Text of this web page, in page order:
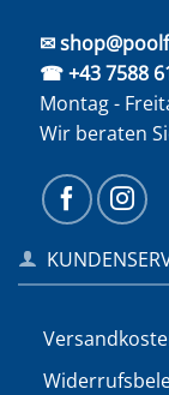
✉
☎ +43 7588
Montag -
Wir beraten